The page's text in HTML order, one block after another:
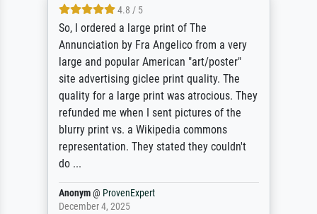
4.8 / 5
So, I ordered a large print of The
Annunciation by Fra Angelico from a very
large and popular American "art/poster"
site advertising giclee print quality. The
quality for a large print was atrocious. They
refunded me when I sent pictures of the
blurry print vs. a Wikipedia commons
representation. They stated they couldn't
do ...
Anonym@ ProvenExpert
December 4, 2025